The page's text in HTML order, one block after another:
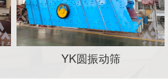
YK圆振动筛